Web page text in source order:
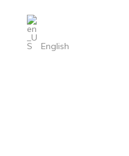
English